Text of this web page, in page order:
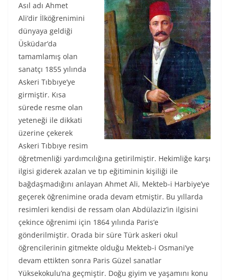
Asıl adı Ahmet
Ali’dir İlköğrenimini
dünyaya geldiği
Üsküdar’da
tamamlamış olan
sanatçı 1855 yılında
Askeri Tıbbıye’ye
girmiştir. Kısa
sürede resme olan
yeteneği ile dikkati
üzerine çekerek
Askeri Tıbbıye resim
öğretmenliği yardımcılığına getirilmiştir. Hekimliğe karşı
ilgisi giderek azalan ve tıp eğitiminin kişiliği ile
bağdaşmadığını anlayan Ahmet Ali, Mekteb-i Harbiye’ye
geçerek öğrenimine orada devam etmiştir. Bu yıllarda
resimleri kendisi de ressam olan Abdülaziz’in ilgisini
çekince öğrenimi için 1864 yılında Paris’e
gönderilmiştir. Orada bir süre Türk askeri okul
öğrencilerinin gitmekte olduğu Mekteb-i Osmani’ye
devam ettikten sonra Paris Güzel sanatlar
Yüksekokulu’na geçmiştir. Doğu giyim ve yaşamını konu